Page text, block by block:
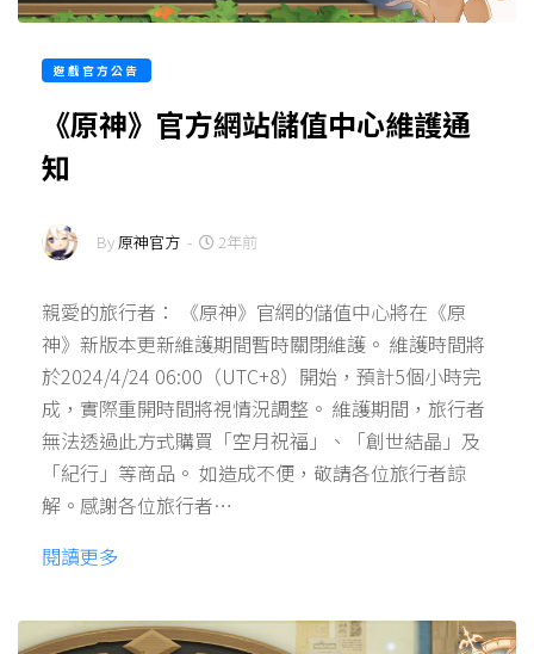
遊戲官方公告
《原神》官方網站儲值中心維護通
知
By原神官方 - 2年前
親愛的旅行者： 《原神》官網的儲值中心將在《原
神》新版本更新維護期間暫時關閉維護。 維護時間將
於2024/4/24 06:00（UTC+8）開始，預計5個小時完
成，實際重開時間將視情況調整。 維護期間，旅行者
無法透過此方式購買「空月祝福」、「創世結晶」及
「紀行」等商品。 如造成不便，敬請各位旅行者諒
解。感謝各位旅行者…
閱讀更多